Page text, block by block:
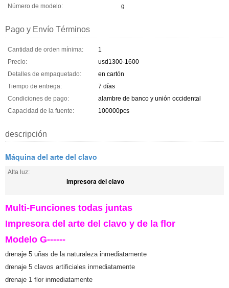
Número de modelo:
g
Pago y Envío Términos
Cantidad de orden mínima:
1
Precio:
usd1300-1600
Detalles de empaquetado:
en cartón
Tiempo de entrega:
7 días
Condiciones de pago:
alambre de banco y unión occidental
Capacidad de la fuente:
100000pcs
descripción
Máquina del arte del clavo
Alta luz:
impresora del clavo
Multi-Funciones todas juntas
Impresora del arte del clavo y de la flor
Modelo G------
drenaje 5 uñas de la naturaleza inmediatamente
drenaje 5 clavos artificiales inmediatamente
drenaje 1 flor inmediatamente